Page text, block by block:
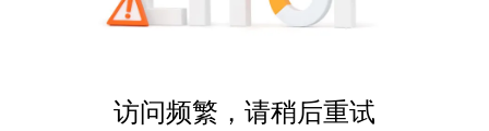
访问频繁，请稍后重试